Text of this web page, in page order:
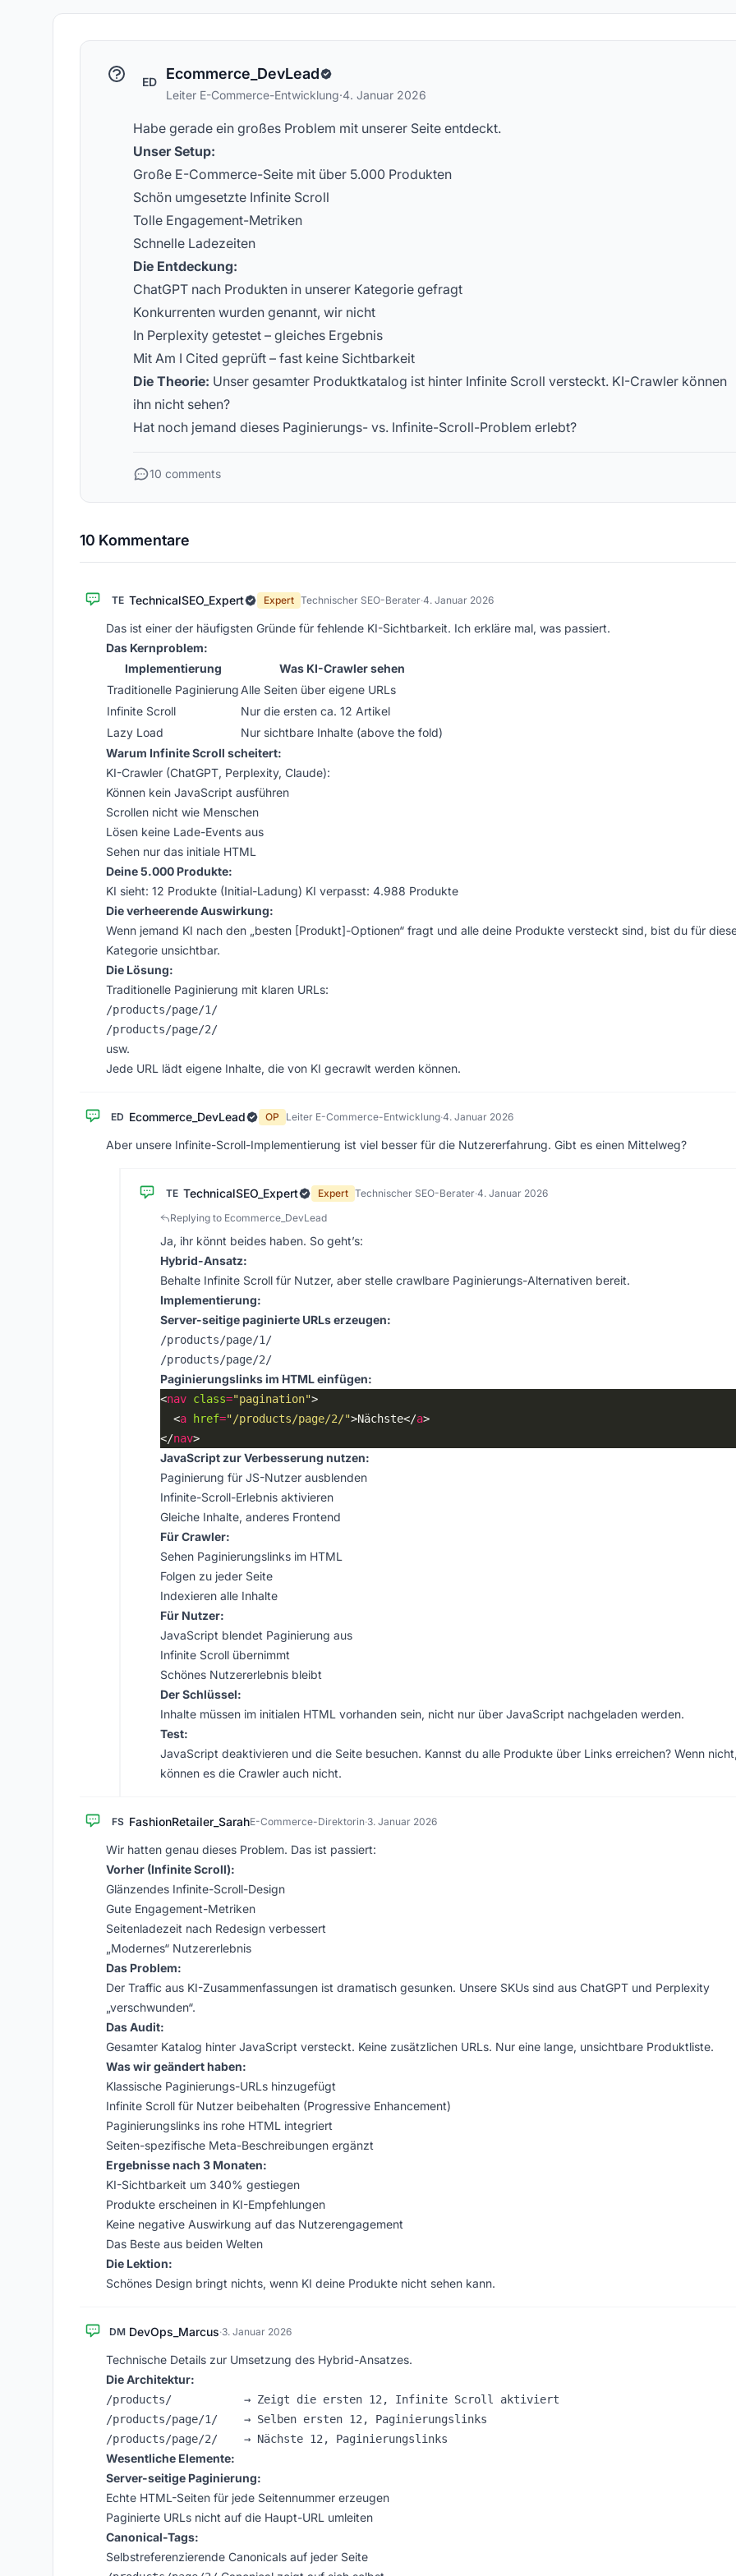
Konzepte zur KI-Sichtbarkeit
gestellte Fragen
ED Ecommerce_DevLead
Leiter E-Commerce-Entwicklung·4. Januar 2026
Habe gerade ein großes Problem mit unserer Seite entdeckt.
Unser Setup:
Große E-Commerce-Seite mit über 5.000 Produkten
Schön umgesetzte Infinite Scroll
Tolle Engagement-Metriken
Schnelle Ladezeiten
Die Entdeckung:
ChatGPT nach Produkten in unserer Kategorie gefragt
Konkurrenten wurden genannt, wir nicht
In Perplexity getestet – gleiches Ergebnis
Mit Am I Cited geprüft – fast keine Sichtbarkeit
Die Theorie: Unser gesamter Produktkatalog ist hinter Infinite Scroll versteckt. KI-Crawler können
ihn nicht sehen?
Hat noch jemand dieses Paginierungs- vs. Infinite-Scroll-Problem erlebt?
10 comments
10 Kommentare
TE TechnicalSEO_Expert Expert Technischer SEO-Berater·4. Januar 2026
Das ist einer der häufigsten Gründe für fehlende KI-Sichtbarkeit. Ich erkläre mal, was passiert.
Das Kernproblem:
Implementierung
Was KI-Crawler sehen
Traditionelle Paginierung Alle Seiten über eigene URLs
Infinite Scroll
Nur die ersten ca. 12 Artikel
Lazy Load
Nur sichtbare Inhalte (above the fold)
Warum Infinite Scroll scheitert:
KI-Crawler (ChatGPT, Perplexity, Claude):
Können kein JavaScript ausführen
Scrollen nicht wie Menschen
Lösen keine Lade-Events aus
Sehen nur das initiale HTML
Deine 5.000 Produkte:
KI sieht: 12 Produkte (Initial-Ladung) KI verpasst: 4.988 Produkte
Die verheerende Auswirkung:
Wenn jemand KI nach den „besten [Produkt]-Optionen“ fragt und alle deine Produkte versteckt sind, bist du für
Kategorie unsichtbar.
Die Lösung:
Traditionelle Paginierung mit klaren URLs:
/products/page/1/
/products/page/2/
usw.
Jede URL lädt eigene Inhalte, die von KI gecrawlt werden können.
ED Ecommerce_DevLead OP Leiter E-Commerce-Entwicklung·4. Januar 2026
Aber unsere Infinite-Scroll-Implementierung ist viel besser für die Nutzererfahrung. Gibt es einen Mittelweg?
TE TechnicalSEO_Expert Expert Technischer SEO-Berater·4. Januar 2026
Replying to Ecommerce_DevLead
Ja, ihr könnt beides haben. So geht’s:
Hybrid-Ansatz:
Behalte Infinite Scroll für Nutzer, aber stelle crawlbare Paginierungs-Alternativen bereit.
Implementierung:
Server-seitige paginierte URLs erzeugen:
/products/page/1/
/products/page/2/
Paginierungslinks im HTML einfügen:
<nav class="pagination"
  <
a href="/products/page/2/">Nächste</a
</nav
JavaScript zur Verbesserung nutzen:
Paginierung für JS-Nutzer ausblenden
Infinite-Scroll-Erlebnis aktivieren
Gleiche Inhalte, anderes Frontend
Für Crawler:
Sehen Paginierungslinks im HTML
Folgen zu jeder Seite
Indexieren alle Inhalte
Für Nutzer:
JavaScript blendet Paginierung aus
Infinite Scroll übernimmt
Schönes Nutzererlebnis bleibt
Der Schlüssel:
Inhalte müssen im initialen HTML vorhanden sein, nicht nur über JavaScript nachgeladen werden.
Test:
JavaScript deaktivieren und die Seite besuchen. Kannst du alle Produkte über Links erreichen? Wenn
können es die Crawler auch nicht.
FS FashionRetailer_SarahE-Commerce-Direktorin·3. Januar 2026
Wir hatten genau dieses Problem. Das ist passiert:
Vorher (Infinite Scroll):
Glänzendes Infinite-Scroll-Design
Gute Engagement-Metriken
Seitenladezeit nach Redesign verbessert
„Modernes“ Nutzererlebnis
Das Problem:
Der Traffic aus KI-Zusammenfassungen ist dramatisch gesunken. Unsere SKUs sind aus ChatGPT und Perplexity
„verschwunden“.
Das Audit:
Gesamter Katalog hinter JavaScript versteckt. Keine zusätzlichen URLs. Nur eine lange, unsichtbare Produktliste.
Was wir geändert haben:
Klassische Paginierungs-URLs hinzugefügt
Infinite Scroll für Nutzer beibehalten (Progressive Enhancement)
Paginierungslinks ins rohe HTML integriert
Seiten-spezifische Meta-Beschreibungen ergänzt
Ergebnisse nach 3 Monaten:
KI-Sichtbarkeit um 340% gestiegen
Produkte erscheinen in KI-Empfehlungen
Keine negative Auswirkung auf das Nutzerengagement
Das Beste aus beiden Welten
Die Lektion:
Schönes Design bringt nichts, wenn KI deine Produkte nicht sehen kann.
DM DevOps_Marcus·3. Januar 2026
Technische Details zur Umsetzung des Hybrid-Ansatzes.
Die Architektur:
/products/           → Zeigt die ersten 12, Infinite Scroll aktiviert
/products/page/1/    → Selben ersten 12, Paginierungslinks
Wesentliche Elemente:
Server-seitige Paginierung:
Echte HTML-Seiten für jede Seitennummer erzeugen
Paginierte URLs nicht auf die Haupt-URL umleiten
Canonical-Tags:
Selbstreferenzierende Canonicals auf jeder Seite